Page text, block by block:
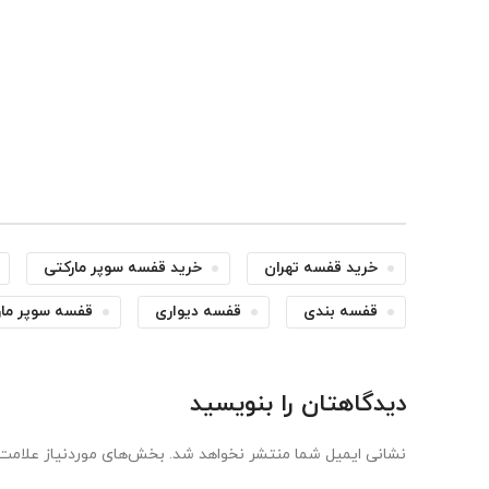
خرید قفسه تهران خرید قفسه سوپر مارکتی
قفسه بندی قفسه دیواری قفسه سوپر
دیدگاهتان را بنویسید
نشانی ایمیل شما منتشر نخواهد شد. بخش‌های موردنیاز